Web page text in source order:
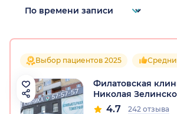
Выбор пациентов 2025
Филатовская
Николая
4.7 242 отзыва